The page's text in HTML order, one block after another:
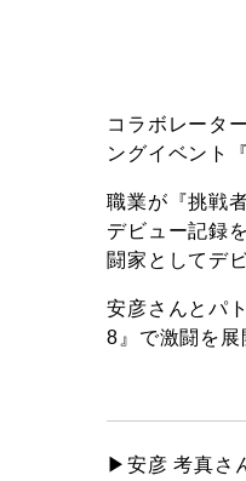
コラボレータ
ングイベント
職業が『挑戦
デビュー記録
闘家としてデ
安彦さんとパ
8』で激闘を展
▶︎安彦 考真さ